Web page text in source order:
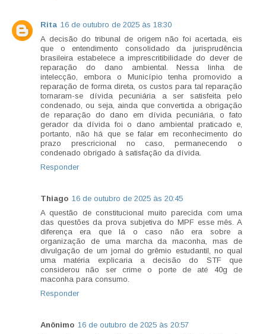
Rita 16 de outubro de 2025 às 18:30
A decisão do tribunal de origem não foi acertada, eis
que o entendimento consolidado da jurisprudência
brasileira estabelece a imprescritibilidade do dever de
reparação do dano ambiental. Nessa linha de
intelecção, embora o Município tenha promovido a
reparação de forma direta, os custos para tal reparação
tornaram-se dívida pecuniária a ser satisfeita pelo
condenado, ou seja, ainda que convertida a obrigação
de reparação do dano em dívida pecuniária, o fato
gerador da dívida foi o dano ambiental praticado e,
portanto, não há que se falar em reconhecimento do
prazo prescricional no caso, permanecendo o
condenado obrigado à satisfação da dívida.
Responder
Thiago 16 de outubro de 2025 às 20:45
A questão de constitucional muito parecida com uma
das questões da prova subjetiva do MPF esse mês. A
diferença era que lá o caso não era sobre a
organização de uma marcha da maconha, mas de
divulgação de um jornal do grêmio estudantil, no qual
uma matéria explicaria a decisão do STF que
considerou não ser crime o porte de até 40g de
maconha para consumo.
Responder
Anônimo 16 de outubro de 2025 às 20:57